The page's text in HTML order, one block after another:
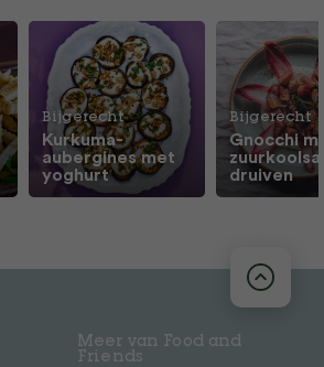
Bijgerecht
Kurkuma-
aubergines met
yoghurt
Bijgerecht
Gnocchi
druiven
Meer van Food and
Friends